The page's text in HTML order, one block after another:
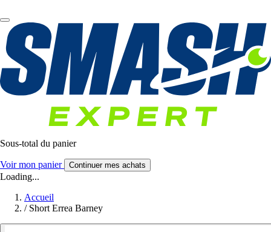
Sous-total du panier
Voir mon panier Continuer mes achats
Loading...
Accueil
/ Short Errea Barney